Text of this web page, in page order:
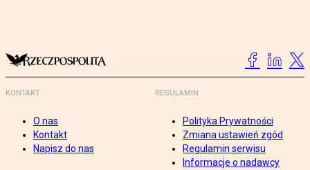
KONTAKT
O nas
Kontakt
Napisz do nas
REGULAMIN
Polityka Prywatności
Zmiana ustawień zgód
Regulamin serwisu
Informacje o nadawcy